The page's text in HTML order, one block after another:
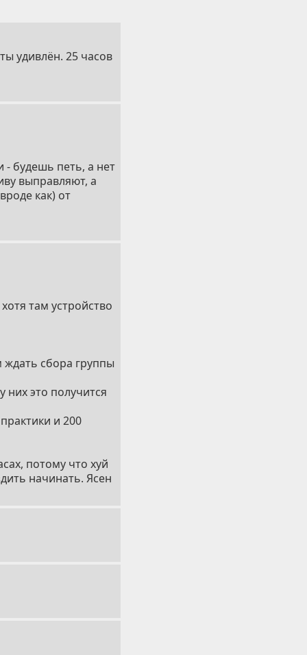
удивлён. 25 часов
- будешь петь, а нет
выправляют, а
как) от
там устройство
сбора группы
них это получится
и 200
потому что хуй
начинать. Ясен